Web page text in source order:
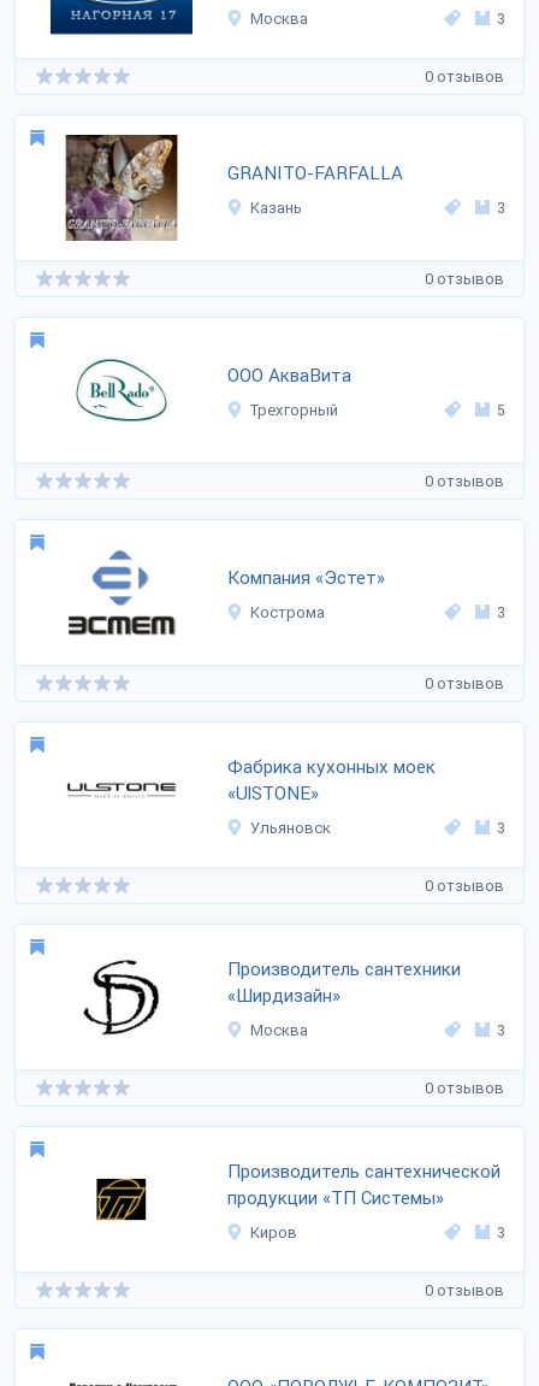
Москва 3
0 отзывов
GRANITO-FARFALLA
Казань 3
0 отзывов
ООО АкваВита
Трехгорный 5
0 отзывов
Компания «Эстет»
Кострома 3
0 отзывов
Фабрика кухонных моек
«UlSTONE»
Ульяновск 3
0 отзывов
Производитель сантехники
«Ширдизайн»
Москва 3
0 отзывов
Производитель сантехнической
продукции «ТП Системы»
Киров 3
0 отзывов